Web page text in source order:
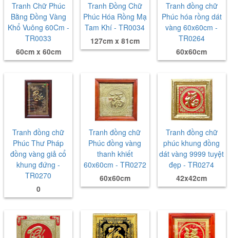
Tranh Chữ Phúc
Bằng Đồng Vàng
Khổ Vuông 60Cm -
TR0033
60cm x 60cm
Tranh Đồng Chữ
Phúc Hóa Rồng Mạ
Tam Khí - TR0034
127cm x 81cm
Tranh đồng chữ
Phúc hóa rồng dát
vàng 60x60cm -
TR0264
60x60cm
Tranh đồng chữ
Phúc Thư Pháp
đồng vàng giả cổ
khung đứng -
TR0270
0
Tranh đồng chữ
Phúc đồng vàng
thanh khiết
60x60cm - TR0272
60x60cm
Tranh đồng chữ
phúc khung đồng
dát vàng 9999 tuyệt
đẹp - TR0274
42x42cm